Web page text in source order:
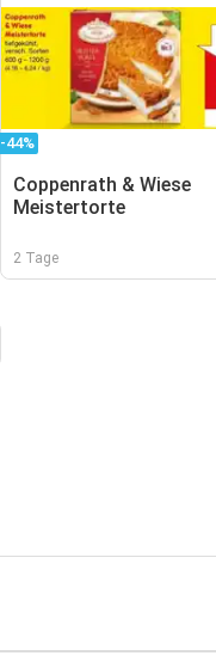
-44%
Coppenrath & Wiese
Meistertorte
2 Tage